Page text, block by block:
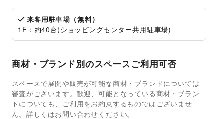
来客用駐車場（無料）
1F：約40台(ショッピングセンター共用駐車場)
商材・ブランド別のスペースご利用可否
スペースで展開や販売が可能な商材・ブランドについては
審査がございます。歓迎、可能となっている商材・ブラン
ドについても、ご利用をお約束するものではございませ
ん。詳しくはお問い合わせください。